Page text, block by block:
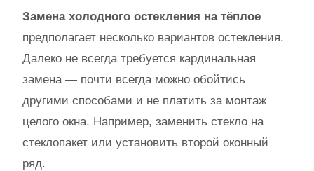
Замена холодного остекления на тёплое
предполагает несколько вариантов остекления.
Далеко не всегда требуется кардинальная
замена — почти всегда можно обойтись
другими способами и не платить за монтаж
целого окна. Например, заменить стекло на
стеклопакет или установить второй оконный
ряд.